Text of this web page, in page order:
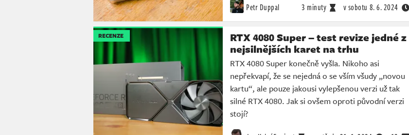
Petr Duppal 3 minuty v sobotu 8. 6. 2024
RECENZE
RTX 4080 Super – test revize jedné z
nejsilnějších karet na trhu
RTX 4080 Super konečně vyšla. Nikoho asi
nepřekvapí, že se nejedná o se vším všudy „novou
kartu“, ale pouze jakousi vylepšenou verzi už tak
silné RTX 4080. Jak si ovšem oproti původní verzi
stojí?